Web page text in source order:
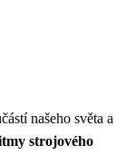
našeho světa a
strojového